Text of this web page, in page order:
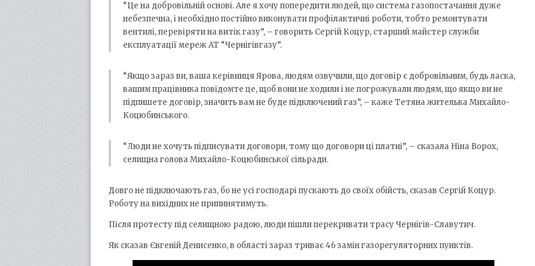
“Це на добровільній основі. Але я хочу попередити людей, що система газопостачання дуже
небезпечна, і необхідно постійно виконувати профілактичні роботи, тобто ремонтувати
вентилі, перевіряти на витік газу”, – говорить Сергій Коцур, старший майстер служби
експлуатації мереж АТ “Чернігівгазу”.
“Якщо зараз ви, ваша керівниця Ярова, людям озвучили, що договір є добровільним, будь ласка,
вашим працівника повідомте це, щоб вони не ходили і не погрожували людям, що якщо ви не
підпишете договір, значить вам не буде підключений газ”, – каже Тетяна жителька Михайло-
Коцюбинського.
“Люди не хочуть підписувати договори, тому що договори ці платні”, – сказала Ніна Ворох,
селищна голова Михайло-Коцюбинської сільради.
Довго не підключають газ, бо не усі господарі пускають до своїх обійсть, сказав Сергій Коцур.
Роботу на вихідних не припинятимуть.
Після протесту під селищною радою, люди пішли перекривати трасу Чернігів-Славутич.
Як сказав Євгеній Денисенко, в області зараз триває 46 замін газорегуляторних пунктів.